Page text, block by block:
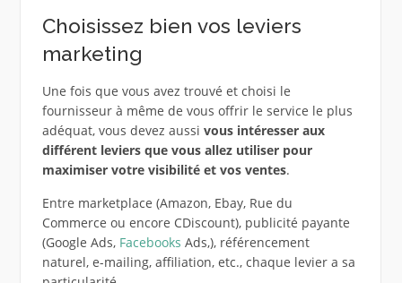
Choisissez bien vos leviers
marketing
Une fois que vous avez trouvé et choisi le
fournisseur à même de vous offrir le service le plus
adéquat, vous devez aussi vous intéresser aux
différent leviers que vous allez utiliser pour
maximiser votre visibilité et vos ventes.
Entre marketplace (Amazon, Ebay, Rue du
Commerce ou encore CDiscount), publicité payante
(Google Ads, Facebooks Ads,), référencement
naturel, e-mailing, affiliation, etc., chaque levier a sa